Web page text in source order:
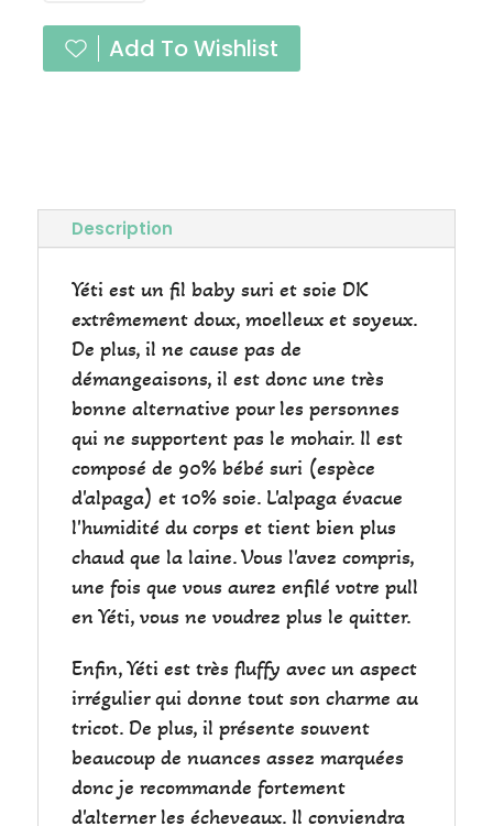
Ebène
DK
Add To Wishlist
Description
Yéti est un fil baby suri et soie DK
extrêmement doux, moelleux et soyeux.
De plus, il ne cause pas de
démangeaisons, il est donc une très
bonne alternative pour les personnes
qui ne supportent pas le mohair. Il est
composé de 90% bébé suri (espèce
d'alpaga) et 10% soie. L'alpaga évacue
l'humidité du corps et tient bien plus
chaud que la laine. Vous l'avez compris,
une fois que vous aurez enfilé votre pull
en Yéti, vous ne voudrez plus le quitter.
Enfin, Yéti est très fluffy avec un aspect
irrégulier qui donne tout son charme au
tricot. De plus, il présente souvent
beaucoup de nuances assez marquées
donc je recommande fortement
d'alterner les écheveaux. Il conviendra